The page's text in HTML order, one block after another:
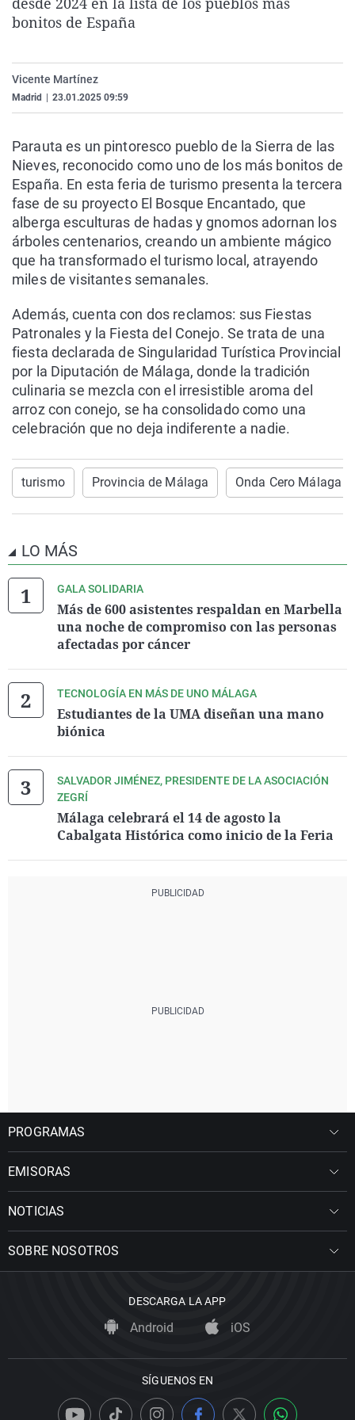
La rosa de los vientos
Como el perro y el
Caso
Equipo de
Extremadura
La Rioja
Virales
Elecciones
bonitos de España
Vicente Martínez
Madrid 23.01.2025 09:59
Parauta es un pintoresco pueblo de la Sierra de las
Nieves, reconocido como uno de los más bonitos de
España. En esta feria de turismo presenta la tercera
fase de su proyecto El Bosque Encantado, que
alberga esculturas de hadas y gnomos adornan los
árboles centenarios, creando un ambiente mágico
que ha transformado el turismo local, atrayendo
miles de visitantes semanales.
Además, cuenta con dos reclamos: sus Fiestas
Patronales y la Fiesta del Conejo. Se trata de una
fiesta declarada de Singularidad Turística Provincial
por la Diputación de Málaga, donde la tradición
culinaria se mezcla con el irresistible aroma del
arroz con conejo, se ha consolidado como una
celebración que no deja indiferente a nadie.
turismo Provincia de Málaga Onda Cero Málaga
LO MÁS
GALA SOLIDARIA
Más de 600 asistentes respaldan en Marbella
una noche de compromiso con las personas
afectadas por cáncer
TECNOLOGÍA EN MÁS DE UNO MÁLAGA
Estudiantes de la UMA diseñan una mano
biónica
SALVADOR JIMÉNEZ, PRESIDENTE DE LA ASOCIACIÓN
ZEGRÍ
Málaga celebrará el 14 de agosto la
Cabalgata Histórica como inicio de la Feria
PROGRAMAS
EMISORAS
NOTICIAS
SOBRE NOSOTROS
DESCARGA LA APP
Android iOS
SÍGUENOS EN